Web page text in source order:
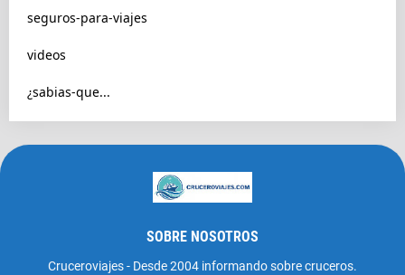
seguros-para-viajes
videos
¿sabias-que...
SOBRE NOSOTROS
Cruceroviajes - Desde 2004 informando sobre cruceros.